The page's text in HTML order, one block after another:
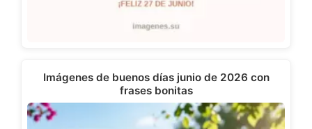
Imágenes de buenos días junio de 2026 con
frases bonitas